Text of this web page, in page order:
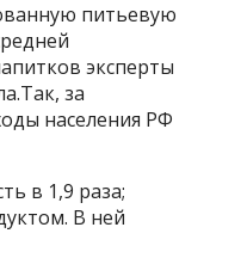
питьевую
эксперты
за
населения РФ
в 1,9 раза;
В ней